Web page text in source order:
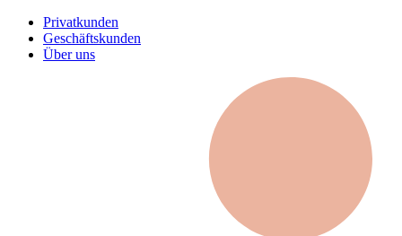
Privatkunden
Geschäftskunden
Über uns